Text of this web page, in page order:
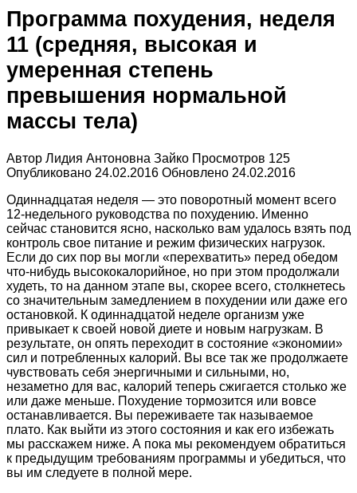
Программа похудения, неделя
11 (средняя, высокая и
умеренная степень
превышения нормальной
массы тела)
Автор Лидия Антоновна Зайко Просмотров 125
Опубликовано 24.02.2016 Обновлено 24.02.2016
Одиннадцатая неделя — это поворотный момент всего
12-недельного руководства по похудению. Именно
сейчас становится ясно, насколько вам удалось взять под
контроль свое питание и режим физических нагрузок.
Если до сих пор вы могли «перехватить» перед обедом
что-нибудь высококалорийное, но при этом продолжали
худеть, то на данном этапе вы, скорее всего, столкнетесь
со значительным замедлением в похудении или даже его
остановкой. К одиннадцатой неделе организм уже
привыкает к своей новой диете и новым нагрузкам. В
результате, он опять переходит в состояние «экономии»
сил и потребленных калорий. Вы все так же продолжаете
чувствовать себя энергичными и сильными, но,
незаметно для вас, калорий теперь сжигается столько же
или даже меньше. Похудение тормозится или вовсе
останавливается. Вы переживаете так называемое
плато. Как выйти из этого состояния и как его избежать
мы расскажем ниже. А пока мы рекомендуем обратиться
к предыдущим требованиям программы и убедиться, что
вы им следуете в полной мере.